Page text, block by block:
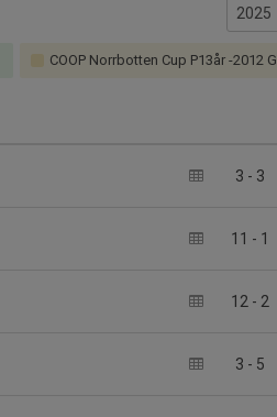
COOP Norrbotten Cup P13år -2012 Grupp A
3 - 3
11 - 1
12 - 2
3 - 5